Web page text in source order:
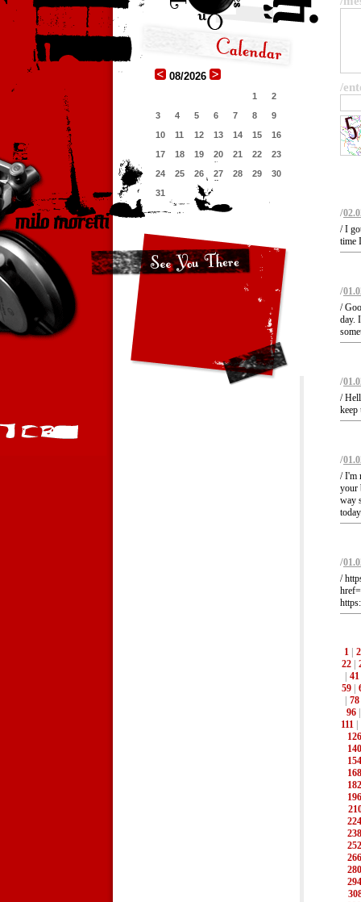
08/2026
1
2
3
4 5 6 7 8
9
10
11 12 13 14 15
16
17
18 19 20 21 22
23
24
25 26 27 28 29
30
31
/
/
/ I
time
/
/
day.
/
/
keep
/
/ I'm
your
way
/
/
1
2
22|
41
59|
78
96
111|
126
140
154
168
182
196
224
238
252
266
280
294